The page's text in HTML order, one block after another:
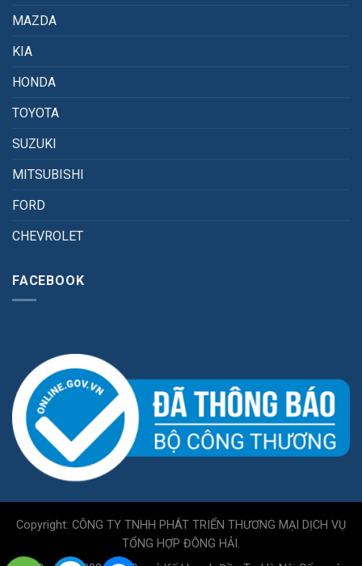
MAZDA
KIA
HONDA
TOYOTA
SUZUKI
MITSUBISHI
FORD
CHEVROLET
FACEBOOK
Copyright: CÔNG TY TNHH PHÁT TRIỂN THƯƠNG MẠI DỊCH VỤ
TỔNG HỢP ĐÔNG HẢI.